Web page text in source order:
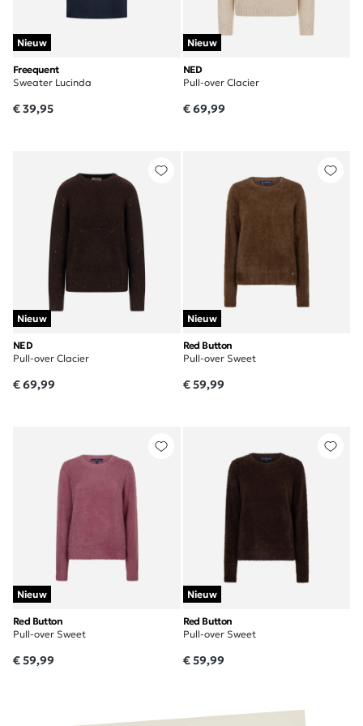
Nieuw
Freequent
Sweater Lucinda
€ 39,95
Nieuw
NED
Pull-over Clacier
€ 69,99
Nieuw
NED
Pull-over Clacier
€ 69,99
Nieuw
Red Button
Pull-over Sweet
€ 59,99
Nieuw
Red Button
Pull-over Sweet
€ 59,99
Nieuw
Red Button
Pull-over Sweet
€ 59,99